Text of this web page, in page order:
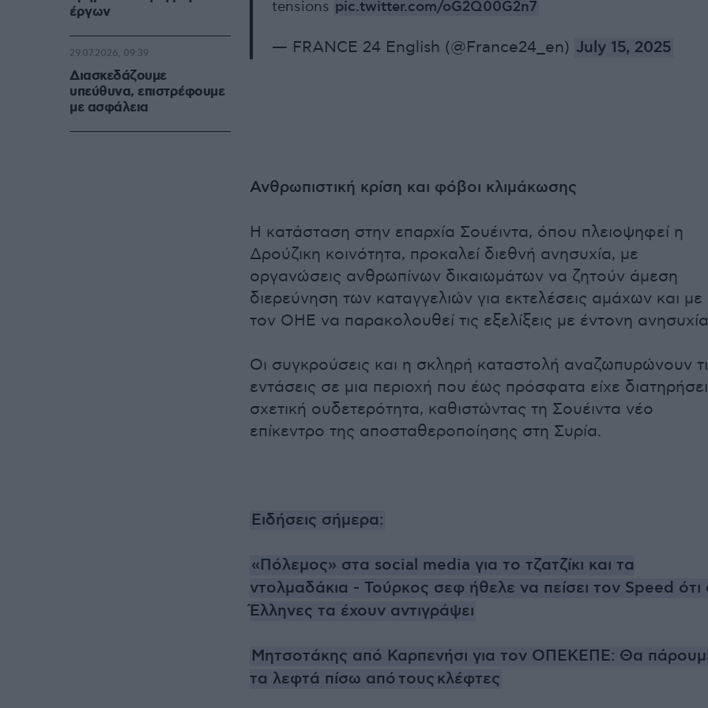
tensions pic.twitter.com/oG2Q00G2n7
— FRANCE 24 English (@France24_en) July 15, 2025
Ανθρωπιστική κρίση και φόβοι κλιμάκωσης
Η κατάσταση στην επαρχία Σουέιντα, όπου πλειοψηφεί η
Δρούζικη κοινότητα, προκαλεί διεθνή ανησυχία, με
οργανώσεις ανθρωπίνων δικαιωμάτων να ζητούν άμεση
διερεύνηση των καταγγελιών για εκτελέσεις αμάχων και με
τον ΟΗΕ να παρακολουθεί τις εξελίξεις με έντονη
Οι συγκρούσεις και η σκληρή καταστολή αναζωπυρώνουν
εντάσεις σε μια περιοχή που έως πρόσφατα είχε διατηρήσει
σχετική ουδετερότητα, καθιστώντας τη Σουέιντα νέο
επίκεντρο της αποσταθεροποίησης στη Συρία.
Ειδήσεις σήμερα:
«Πόλεμος» στα social media για το τζατζίκι και τα
ντολμαδάκια - Τούρκος σεφ ήθελε να πείσει τον Speed ότι
Έλληνες τα έχουν αντιγράψει
Μητσοτάκης από Καρπενήσι για τον ΟΠΕΚΕΠΕ: Θα
τα λεφτά πίσω από τους κλέφτες
έργων
Διασκεδάζουμε
υπεύθυνα, επιστρέφουμε
με ασφάλεια
29.07.2026, 09:39